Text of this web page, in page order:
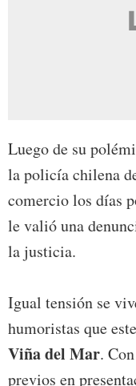
Luego de su
la policía chilena
comercio los días
le valió una
la justicia.
Igual tensión se
humoristas que
Viña del Mar.
previos en